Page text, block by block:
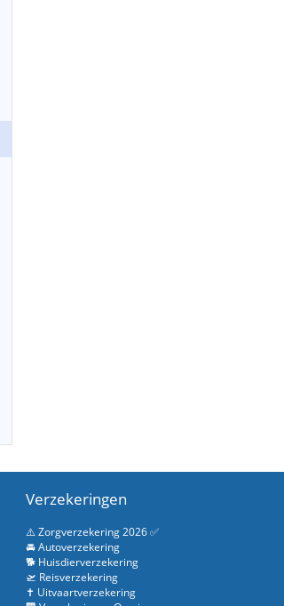
Verzekeringen
⚠️ Zorgverzekering 2026 ✅
🚘 Autoverzekering
🐕 Huisdierverzekering
🛫 Reisverzekering
✝️ Uitvaartverzekering